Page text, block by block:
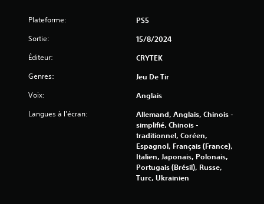
i
e
Plateforme: PS5
Sortie: 15/8/2024
Éditeur: CRYTEK
Genres: Jeu De Tir
Voix: Anglais
Langues à l'écran:
Allemand, Anglais, Chinois -
simplifié, Chinois -
traditionnel, Coréen,
Espagnol, Français (France),
Italien, Japonais, Polonais,
Portugais (Brésil), Russe,
Turc, Ukrainien